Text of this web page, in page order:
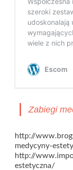
Zabiegi
http://
medycyny-
http://
estetyczna/